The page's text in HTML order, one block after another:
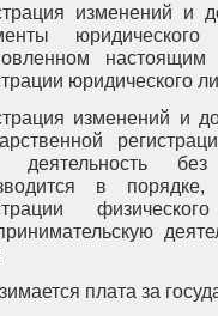
изменений и
настоящим
юридического
изменений и
деятельность
в порядке,
плата за